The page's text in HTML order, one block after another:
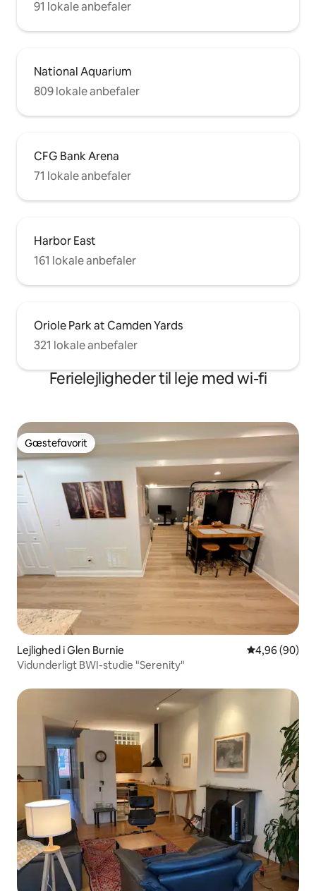
91 lokale anbefaler
National Aquarium
809 lokale anbefaler
CFG Bank Arena
71 lokale anbefaler
Harbor East
161 lokale anbefaler
Oriole Park at Camden Yards
321 lokale anbefaler
Ferielejligheder til leje med wi-fi
Gæstefavorit
Gæstefavorit
Lejlighed i Glen Burnie 4,96 ud af 5 i
4,96 (90)
Vidunderligt BWI-studie "Serenity"